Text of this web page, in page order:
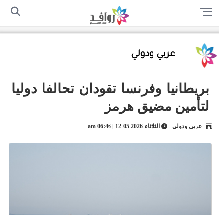
الرئيسية سياسة الخصوصية
عربي ودولي
بريطانيا وفرنسا تقودان تحالفا دوليا
لتأمين مضيق هرمز
عربي ودولي الثلاثاء-2026-05-12 | 06:46 am